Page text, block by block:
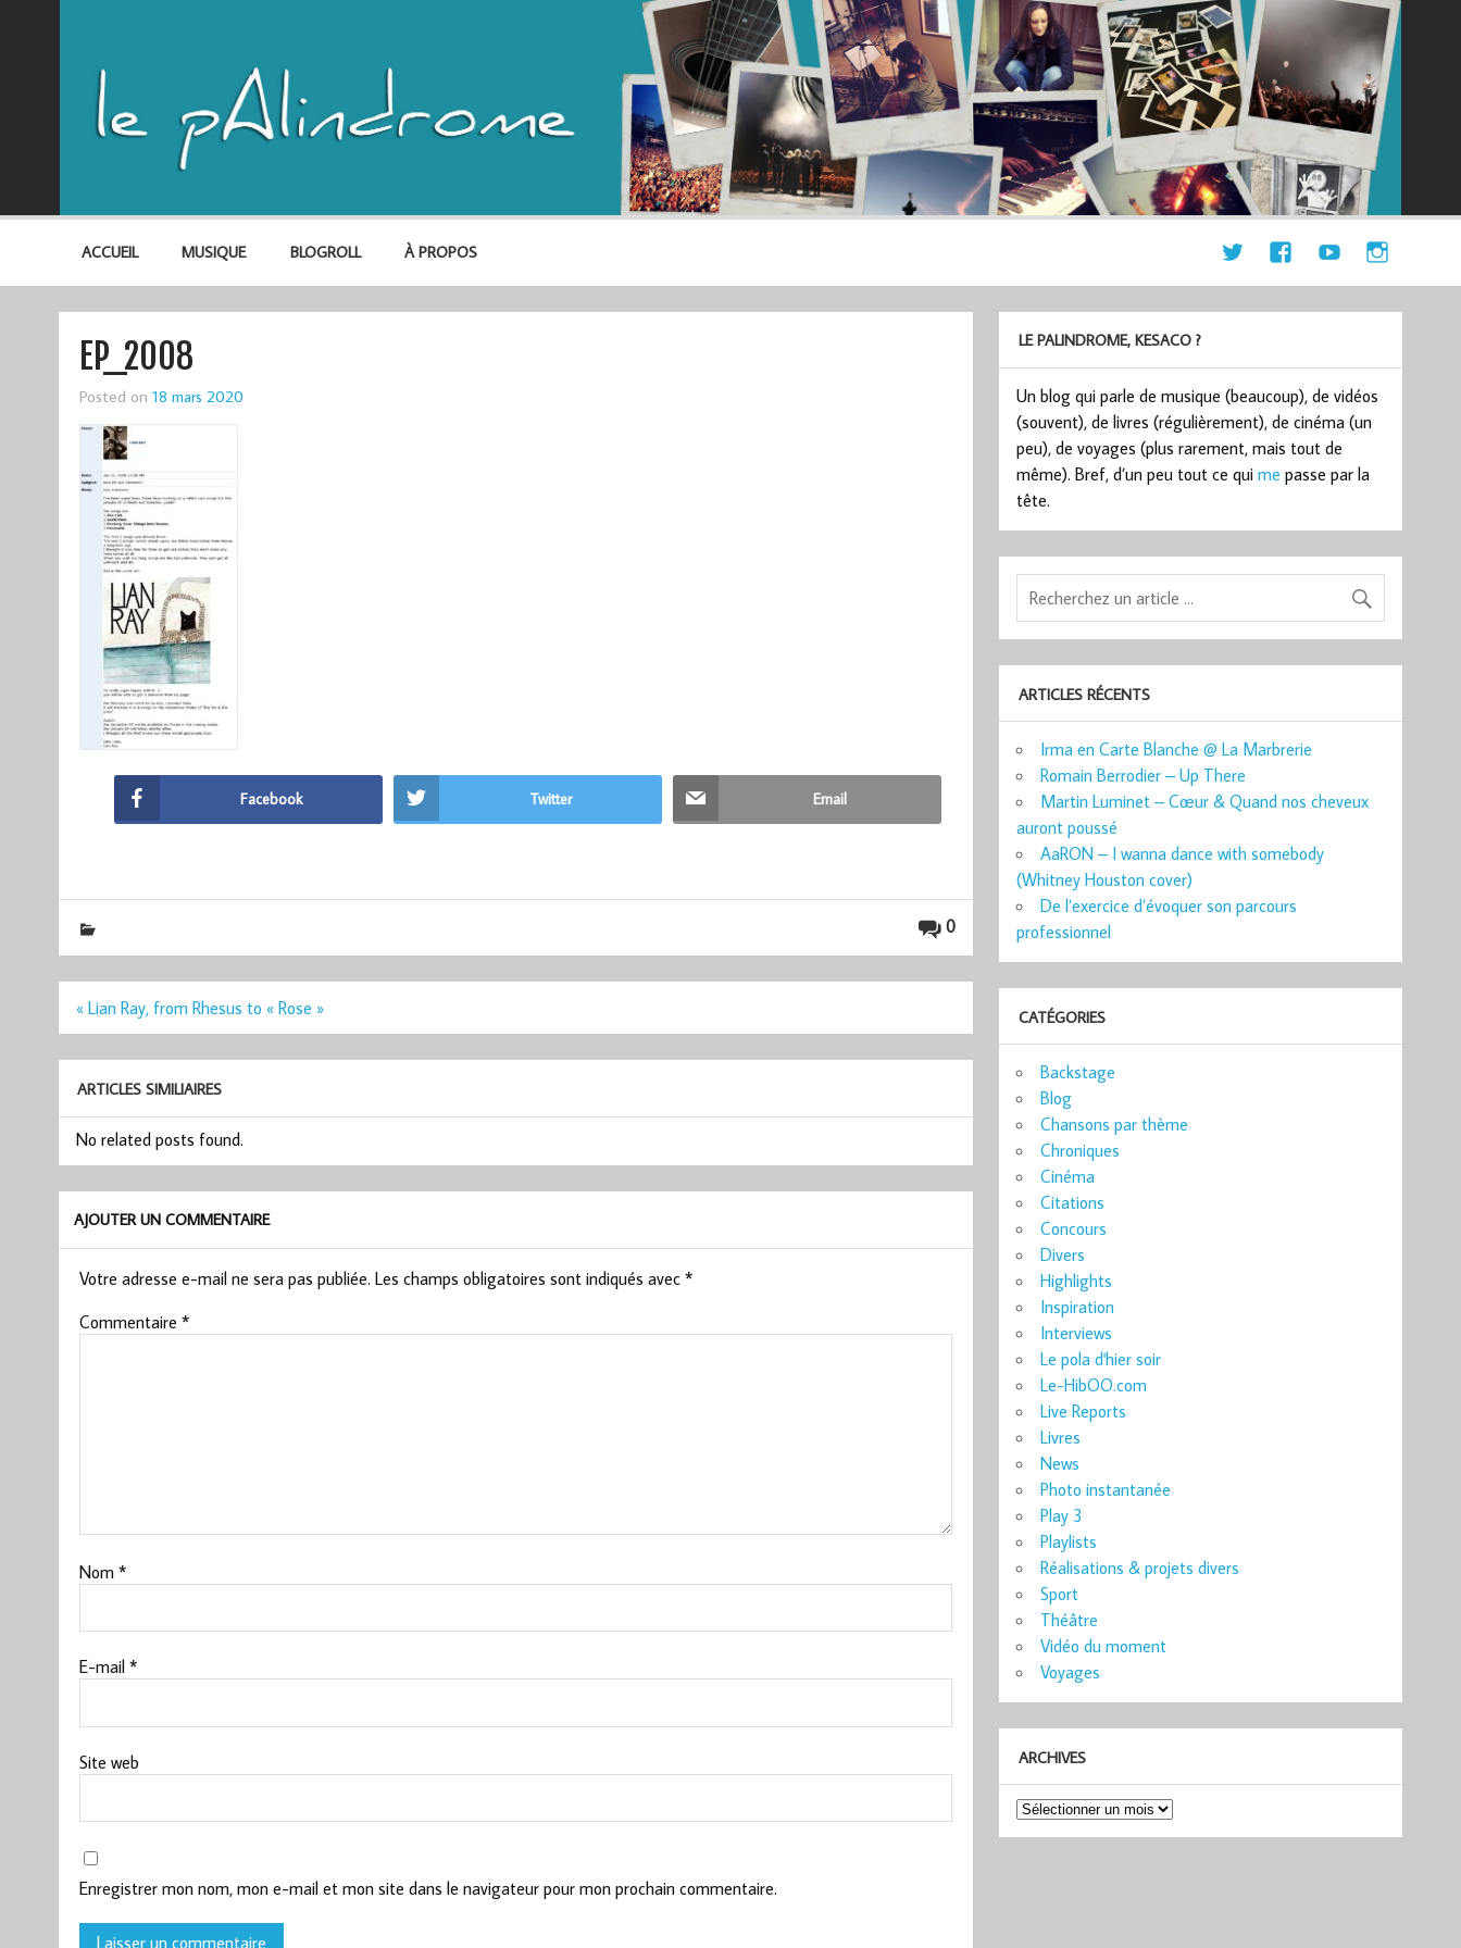
ACCUEIL MUSIQUE BLOGROLL À PROPOS
EP_2008
Posted on 18 mars 2020
Facebook Twitter Email
0
Navigation
« Lian Ray, from Rhesus to « Rose »
ARTICLES SIMILIAIRES
No related posts found.
AJOUTER UN COMMENTAIRE
Votre adresse e-mail ne sera pas publiée. Les champs obligatoires sont indiqués avec *
Commentaire *
Nom *
E-mail *
Site web
Enregistrer mon nom, mon e-mail et mon site dans le navigateur pour mon prochain commentaire.
LE PALINDROME, KESACO ?
Un blog qui parle de musique (beaucoup), de vidéos
(souvent), de livres (régulièrement), de cinéma (un
peu), de voyages (plus rarement, mais tout de
même). Bref, d’un peu tout ce quime passe par la
tête.
ARTICLES RÉCENTS
Irma en Carte Blanche @ La Marbrerie
Romain Berrodier – Up There
Martin Luminet – Cœur & Quand nos cheveux
auront poussé
AaRON – I wanna dance with somebody
(Whitney Houston cover)
De l’exercice d’évoquer son parcours
professionnel
CATÉGORIES
Backstage
Blog
Chansons par thème
Chroniques
Cinéma
Citations
Concours
Divers
Highlights
Inspiration
Interviews
Le pola d'hier soir
Le-HibOO.com
Live Reports
Livres
News
Photo instantanée
Play 3
Playlists
Réalisations & projets divers
Sport
Théâtre
Vidéo du moment
Voyages
ARCHIVES
Archives